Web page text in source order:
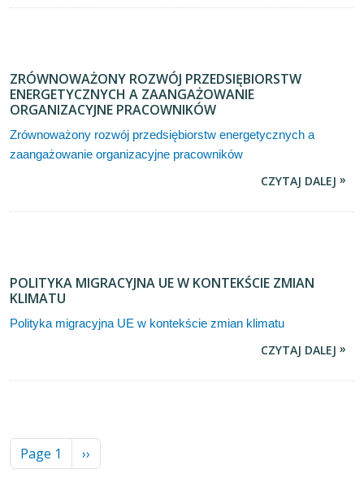
ZRÓWNOWAŻONY ROZWÓJ PRZEDSIĘBIORSTW
ENERGETYCZNYCH A ZAANGAŻOWANIE
ORGANIZACYJNE PRACOWNIKÓW
Zrównoważony rozwój przedsiębiorstw energetycznych a
zaangażowanie organizacyjne pracowników
CZYTAJ DALEJ
POLITYKA MIGRACYJNA UE W KONTEKŚCIE ZMIAN
KLIMATU
Polityka migracyjna UE w kontekście zmian klimatu
CZYTAJ DALEJ
Pagination
Page 1 Next page
››